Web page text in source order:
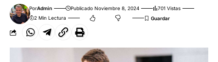
PorAdmin Publicado Noviembre 8, 2024
701 Vistas
2 Min Lectura